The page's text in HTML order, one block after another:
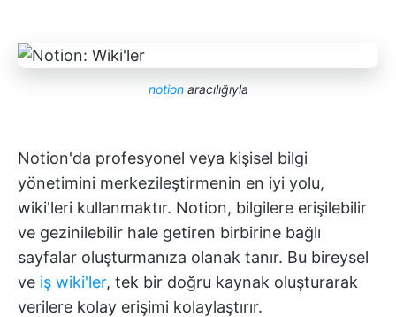
notionaracılığıyla
Notion'da profesyonel veya kişisel bilgi
yönetimini merkezileştirmenin en iyi yolu,
wiki'leri kullanmaktır. Notion, bilgilere erişilebilir
ve gezinilebilir hale getiren birbirine bağlı
sayfalar oluşturmanıza olanak tanır. Bu bireysel
ve iş wiki'ler, tek bir doğru kaynak oluşturarak
verilere kolay erişimi kolaylaştırır.